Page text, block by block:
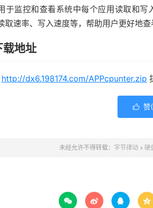
于监控和查看系统中每个应用读取和
取速率、写入速度等，帮助用户更好地查
载地址
http://dx6.198174.com/APPcpunter.zip
 赞(
未经允许不得转载： 字节律动» 硬
   